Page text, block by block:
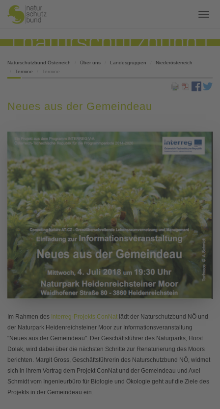
Naturschutzbund Österreich Über uns Landesgruppen
Niederösterreich
Termine
Termine
Neues aus der Gemeindeau
Im Rahmen des Interreg-Projekts ConNat lädt der Naturschutzbund NÖ und
der Naturpark Heidenreichsteiner Moor zur Informationsveranstaltung
"Neues aus der Gemeindeau". Der Geschäftsführer des Naturparks, Horst
Dolak, wird dabei über die nächsten Schritte zur Renaturierung des Moors
berichten. Margit Gross, Geschäftsführerin des Naturschutzbund NÖ, widmet
sich in ihrem Vortrag dem Projekt ConNat und der Gemeindeau und Axel
Schmidt vom Ingenieurbüro für Biologie und Ökologie geht auf die Ziele des
Projekts in der Gemeindeau ein.